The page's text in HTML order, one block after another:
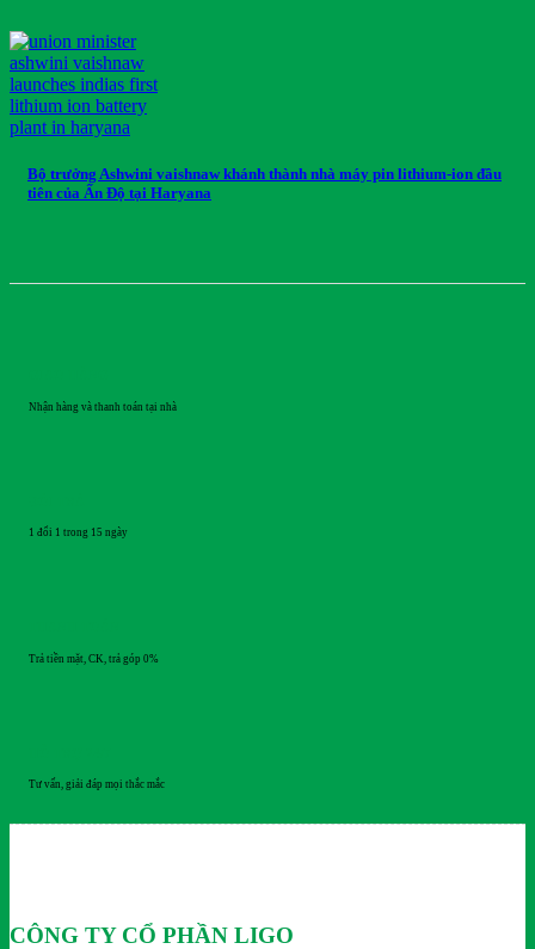
Bộ trưởng Ashwini vaishnaw khánh thành nhà máy pin lithium-ion đầu
tiên của Ấn Độ tại Haryana
Nhận hàng và thanh toán tại nhà
1 đổi 1 trong 15 ngày
Trả tiền mặt, CK, trả góp 0%
Tư vấn, giải đáp mọi thắc mắc
CÔNG TY CỔ PHẦN LIGO